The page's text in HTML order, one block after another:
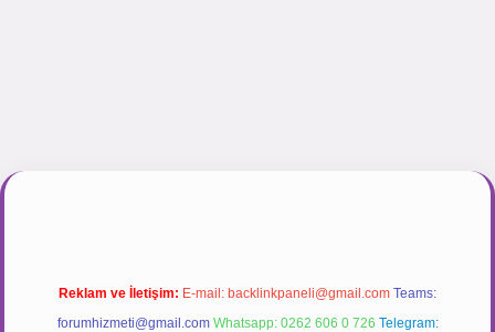
Reklam ve İletişim: E-mail: backlinkpaneli@gmail.com Teams:
forumhizmeti@gmail.com Whatsapp: 0262 606 0 726 Telegram: